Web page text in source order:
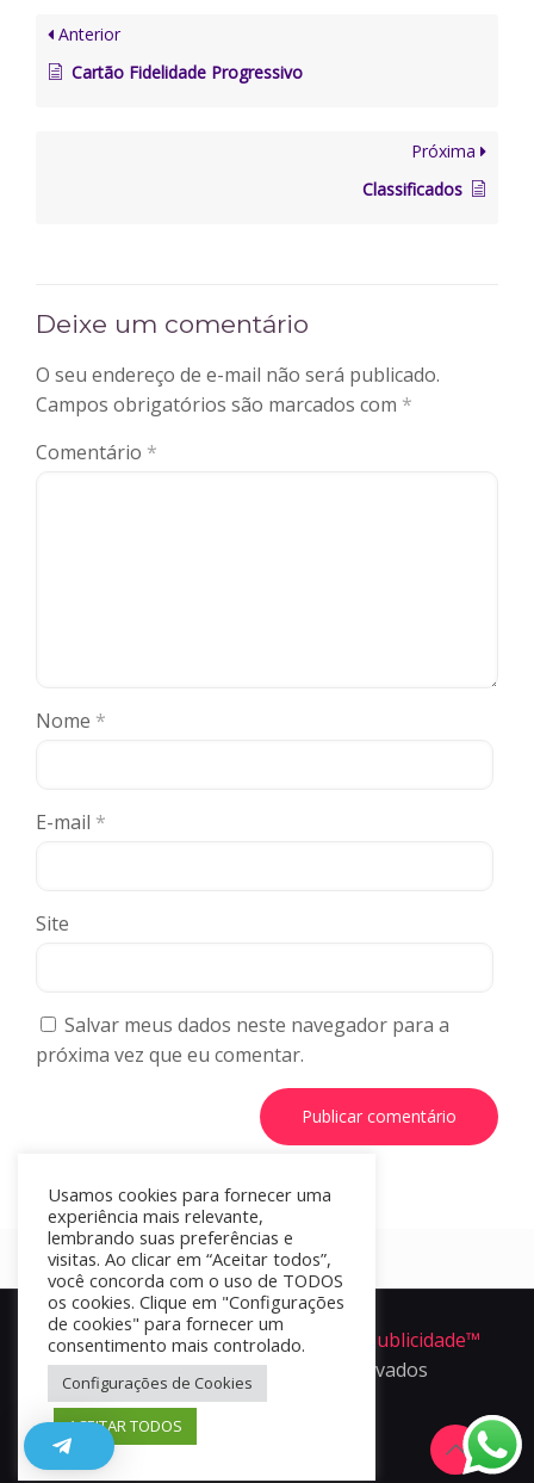
Anterior
Cartão Fidelidade Progressivo
Próxima
Classificados
Deixe um comentário
O seu endereço de e-mail não será publicado.
Campos obrigatórios são marcados com *
Comentário *
Nome *
E-mail *
Site
Salvar meus dados neste navegador para a
próxima vez que eu comentar.
Portal Apper é um produto da
Ofir Publicidade™
2024 - Todos os direitos reservados
Usamos cookies para fornecer uma
experiência mais relevante,
lembrando suas preferências e
visitas. Ao clicar em “Aceitar todos”,
você concorda com o uso de TODOS
os cookies. Clique em "Configurações
de cookies" para fornecer um
consentimento mais controlado.
Configurações de Cookies
ACEITAR TODOS